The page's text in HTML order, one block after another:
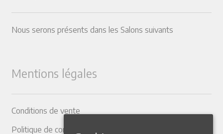
Nous serons présents dans les Salons suivants
Mentions légales
Conditions de vente
Politique de confidentialité